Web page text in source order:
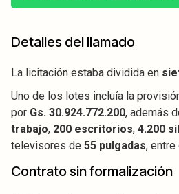
Detalles del llamado
La licitación estaba dividida en
Uno de los lotes incluía la
por Gs. 30.924.772.200, además
trabajo, 200 escritorios, 4.200
televisores de 55 pulgadas,
Contrato sin formalización